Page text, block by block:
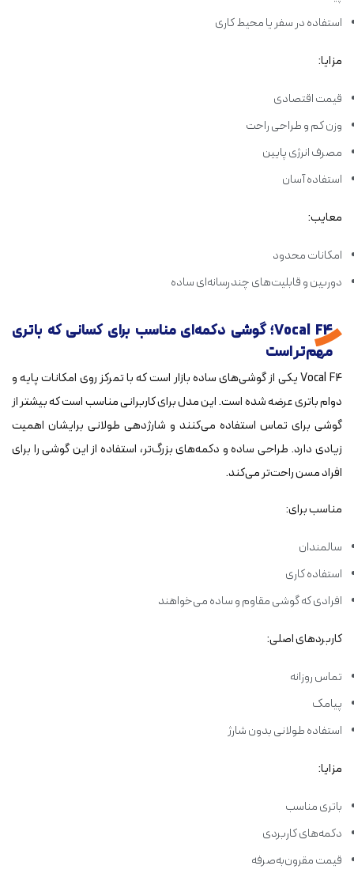
استفاده در سفر یا محیط کاری
مزایا:
قیمت اقتصادی
وزن کم و طراحی راحت
مصرف انرژی پایین
استفاده آسان
معایب:
امکانات محدود
دوربین و قابلیت‌های چندرسانه‌ای ساده
Vocal F4؛ گوشی دکمه‌ای مناسب برای کسانی که باتری
مهم‌تر است
Vocal F4 یکی از گوشی‌های ساده بازار است که با تمرکز روی امکانات پایه و
دوام باتری عرضه شده است. این مدل برای کاربرانی مناسب است که بیشتر از
گوشی برای تماس استفاده می‌کنند و شارژدهی طولانی برایشان اهمیت
زیادی دارد. طراحی ساده و دکمه‌های بزرگ‌تر، استفاده از این گوشی را برای
افراد مسن راحت‌تر می‌کند.
مناسب برای:
سالمندان
استفاده کاری
افرادی که گوشی مقاوم و ساده می‌خواهند
کاربردهای اصلی:
تماس روزانه
پیامک
استفاده طولانی بدون شارژ
مزایا:
باتری مناسب
دکمه‌های کاربردی
قیمت مقرون‌به‌صرفه